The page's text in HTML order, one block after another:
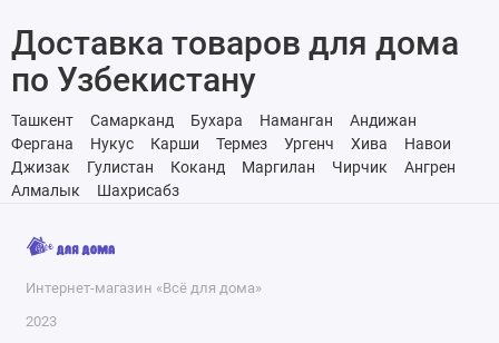
Доставка товаров для дома
по Узбекистану
Ташкент Самарканд Бухара Наманган
Андижан
Фергана
Нукус Карши Термез Ургенч Хива
Навои
Джизак
Гулистан Коканд Маргилан Чирчик
Ангрен
Алмалык
Шахрисабз
Интернет-магазин «Всё для дома»
2023